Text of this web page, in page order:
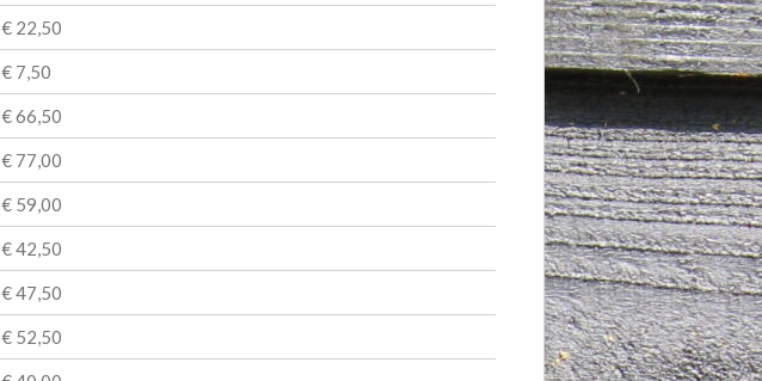
€ 22,50
€ 7,50
€ 66,50
€ 77,00
€ 59,00
€ 42,50
€ 47,50
€ 52,50